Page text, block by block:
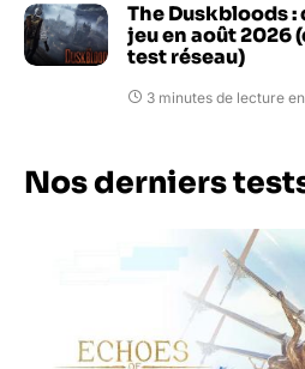
The Duskbloods
jeu en août 2026
test réseau)
3 minutes de lecture
Nos derniers